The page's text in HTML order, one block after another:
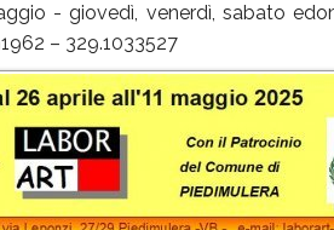
- giovedì, venerdì, sabato
– 329.1033527